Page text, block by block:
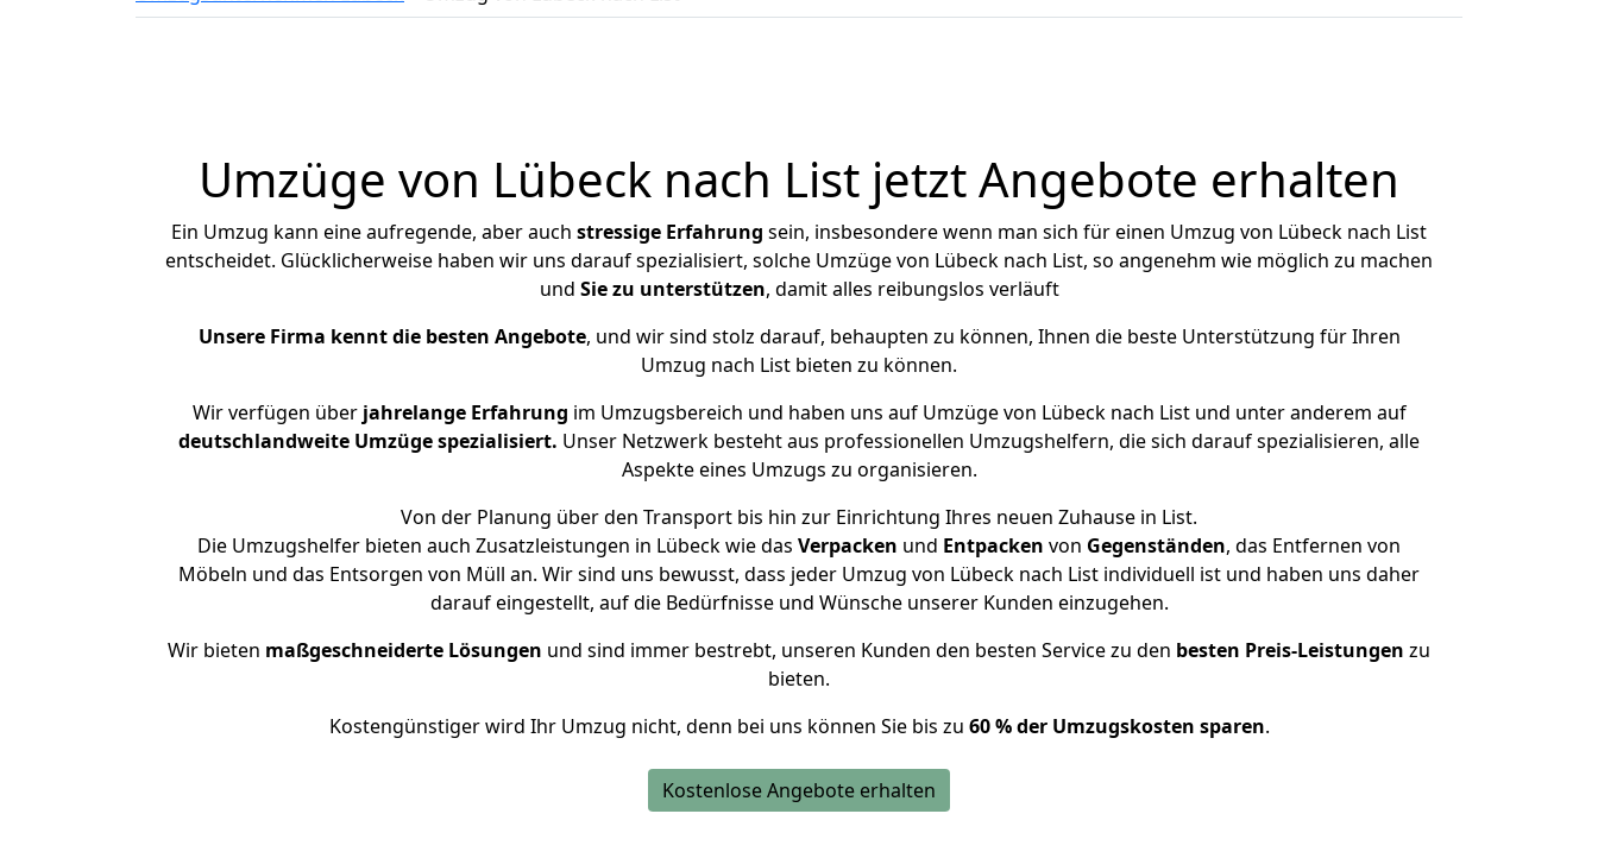
Umzüge von Lübeck nach List jetzt Angebote erhalten
Ein Umzug kann eine aufregende, aber auch stressige Erfahrung sein, insbesondere wenn man sich für einen Umzug von Lübeck nach List
entscheidet. Glücklicherweise haben wir uns darauf spezialisiert, solche Umzüge von Lübeck nach List, so angenehm wie möglich zu machen
und Sie zu unterstützen, damit alles reibungslos verläuft
Unsere Firma kennt die besten Angebote, und wir sind stolz darauf, behaupten zu können, Ihnen die beste Unterstützung für Ihren
Umzug nach List bieten zu können.
Wir verfügen überjahrelange Erfahrung im Umzugsbereich und haben uns auf Umzüge von Lübeck nach List und unter anderem auf
deutschlandweite Umzüge spezialisiert. Unser Netzwerk besteht aus professionellen Umzugshelfern, die sich darauf spezialisieren, alle
Aspekte eines Umzugs zu organisieren.
Von der Planung über den Transport bis hin zur Einrichtung Ihres neuen Zuhause in List.
Die Umzugshelfer bieten auch Zusatzleistungen in Lübeck wie das Verpacken und Entpacken von Gegenständen, das Entfernen von
Möbeln und das Entsorgen von Müll an. Wir sind uns bewusst, dass jeder Umzug von Lübeck nach List individuell ist und haben uns daher
darauf eingestellt, auf die Bedürfnisse und Wünsche unserer Kunden einzugehen.
Wir bieten maßgeschneiderte Lösungen und sind immer bestrebt, unseren Kunden den besten Service zu den besten Preis-Leistungen zu
bieten.
Kostengünstiger wird Ihr Umzug nicht, denn bei uns können Sie bis zu 60 % der Umzugskosten sparen.
Kostenlose Angebote erhalten